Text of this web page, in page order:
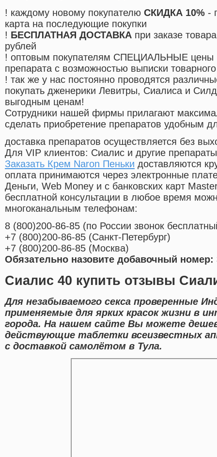
! каждому новому покупателю СКИДКА 10% -
карта на последующие покупки
! БЕСПЛАТНАЯ ДОСТАВКА при заказе
рублей
! оптовым покупателям СПЕЦИАЛЬНЫЕ цены
препарата с возможностью выписки
! так же у нас постоянно проводятся
покупать дженерики Левитры, Сиалиса и
выгодным ценам!
Cотрудники нашей фирмы прилагают
сделать приобретение препаратов удобным
доставка препаратов осуществляется без
Для VIP клиентов: Сиалис и другие
Заказать Крем Naron Пеньки доставляются
оплата принимаются через электронные
Деньги, Web Money и с банковских карт
бесплатной консультации в любое время
многоканальным телефонам:
8 (800)200-86-85 (по России звонок
+7 (800)200-86-85 (Санкт-Петербург)
+7 (800)200-86-85 (Москва)
Обязательно назовите добавочный номер:
Сиалис 40 купить отзывы
Для незабываемого секса проверенные
применяемые для ярких красок жизни в
города. На нашем сайте Вы можете
действующие таблетки всеизвестных
с доставкой самолётом в Тула.